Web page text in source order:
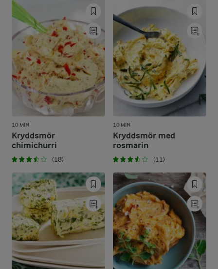
10 MIN
Kryddsmör
chimichurri
(18)
10 MIN
Kryddsmör med
rosmarin
(11)